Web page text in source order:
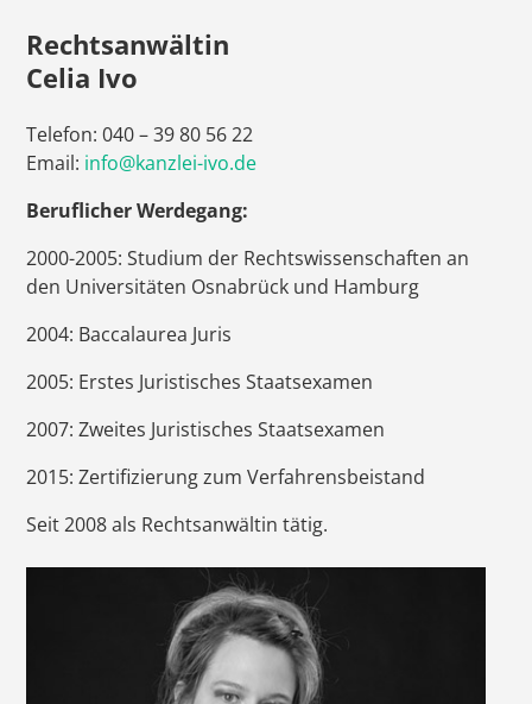
Rechtsanwältin
Celia Ivo
Telefon: 040 – 39 80 56 22
Email: info@kanzlei-ivo.de
Beruflicher Werdegang:
2000-2005: Studium der Rechtswissenschaften an
den Universitäten Osnabrück und Hamburg
2004: Baccalaurea Juris
2005: Erstes Juristisches Staatsexamen
2007: Zweites Juristisches Staatsexamen
2015: Zertifizierung zum Verfahrensbeistand
Seit 2008 als Rechtsanwältin tätig.